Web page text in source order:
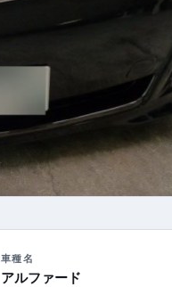
車種名
アルファード